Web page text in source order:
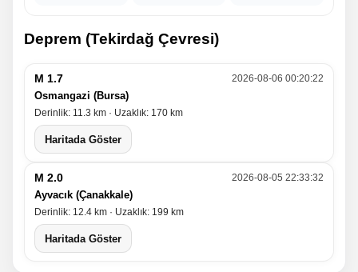
Deprem (Tekirdağ Çevresi)
M 1.7 2026-08-06 00:20:22
Osmangazi (Bursa)
Derinlik: 11.3 km · Uzaklık: 170 km
Haritada Göster
M 2.0 2026-08-05 22:33:32
Ayvacık (Çanakkale)
Derinlik: 12.4 km · Uzaklık: 199 km
Haritada Göster